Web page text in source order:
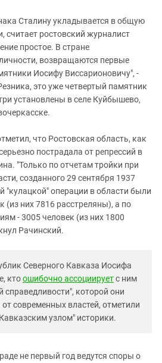
Сталину укладывается в общую
считает ростовский журналист
простое. В стране
возвращаются первые
Иосифу Виссарионовичу", -
это уже четвертый памятник
установлены в селе Куйбышево,
что Ростовская область, как
пострадала от репрессий в
"Только по отчетам тройки при
созданного 29 сентября 1937
"кулацкой" операции в области были
(из них 7816 расстреляны), а по
- 3005 человек (из них 1800
Рачинский.
Северного Кавказа Иосифа
ктоошибочно ассоциируетс ним
справедливости", которой они
современных властей, отметили
узлом" историки.
не первый год ведутся споры о